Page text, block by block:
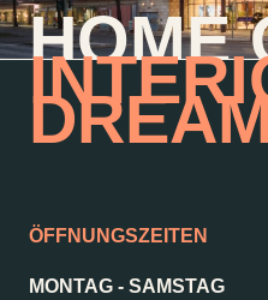
Kontakt
Wedding Planner
HOME
ÖFFNUNGSZEITEN
MONTAG - SAMSTAG